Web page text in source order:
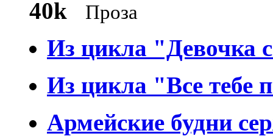
40k
Проза
Из цикла "Девочка
Из цикла "Все тебе
Армейские будни